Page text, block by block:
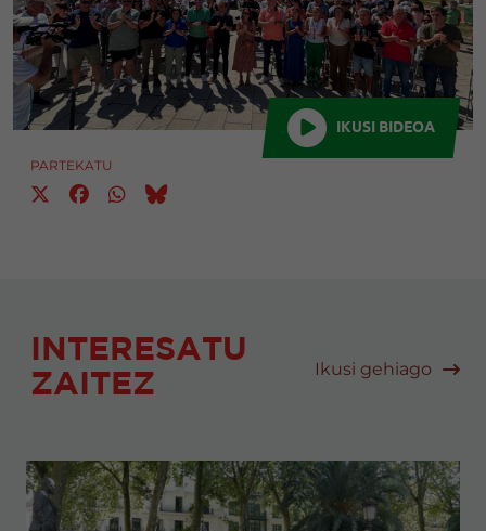
IKUSI BIDEOA
PARTEKATU
INTERESATU
ZAITEZ
Ikusi gehiago